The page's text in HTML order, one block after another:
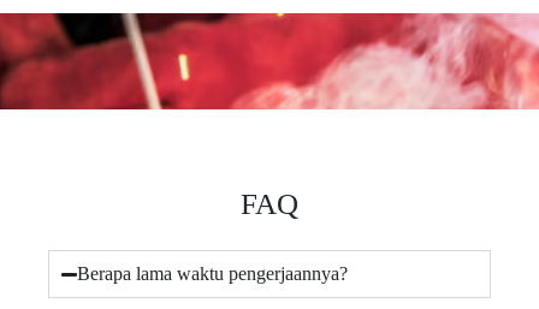
FAQ
Berapa lama waktu pengerjaannya?